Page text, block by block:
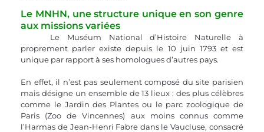
Le MNHN, une structure unique en son genre
aux missions variées
proprement parler existe depuis le 10 juin 1793 et est
unique par rapport à ses homologues d’autres pays.
En effet, il n’est pas seulement composé du site parisien
mais désigne un ensemble de 13 lieux : des plus célèbres
comme le Jardin des Plantes ou le parc zoologique de
Paris (Zoo de Vincennes) aux moins connus comme
l’Harmas de Jean-Henri Fabre dans le Vaucluse, consacré